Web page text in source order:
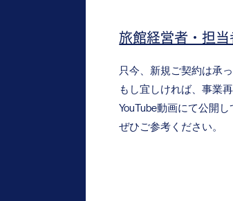
旅館経営者・担当
只今、新規ご契約は承
もし宜しければ、事業
YouTube動画にて公開し
ぜひご参考ください。